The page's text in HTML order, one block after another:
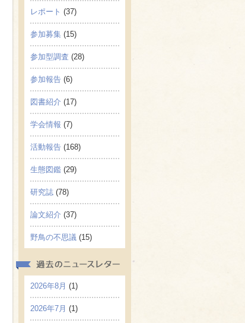
レポート (37)
参加募集 (15)
参加型調査 (28)
参加報告 (6)
図書紹介 (17)
学会情報 (7)
活動報告 (168)
生態図鑑 (29)
研究誌 (78)
論文紹介 (37)
野鳥の不思議 (15)
2026年8月 (1)
2026年7月 (1)